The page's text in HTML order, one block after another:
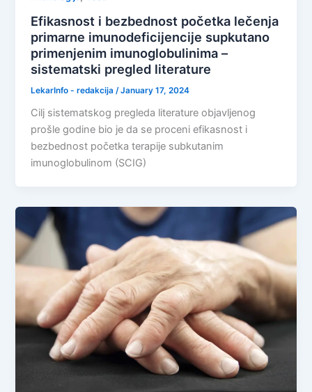
Efikasnost i bezbednost početka lečenja
primarne imunodeficijencije supkutano
primenjenim imunoglobulinima –
sistematski pregled literature
LekarInfo - redakcija /January 17, 2024
Cilj sistematskog pregleda literature objavljenog
prošle godine bio je da se proceni efikasnost i
bezbednost početka terapije subkutanim
imunoglobulinom (SCIG)